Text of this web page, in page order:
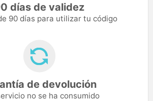
días de validez
90 días para utilizar tu código
de devolución
no se ha consumido